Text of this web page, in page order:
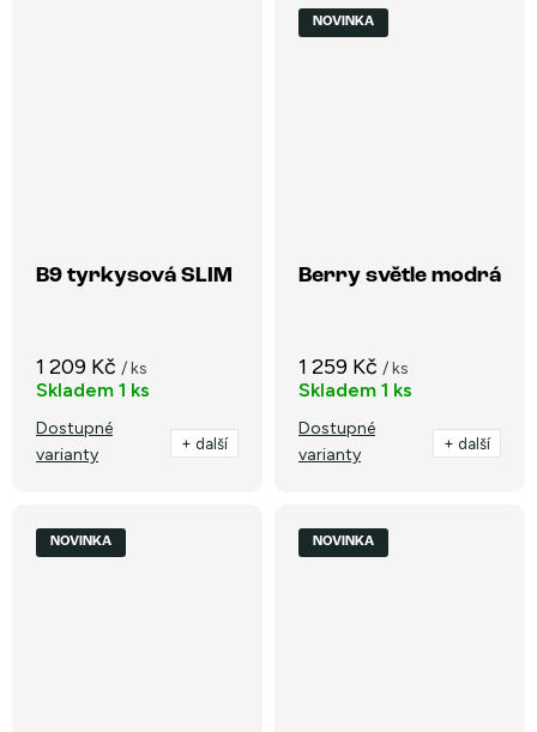
B9 tyrkysová SLIM
1 209 Kč / ks
Skladem 1 ks
Dostupné
varianty
+ další
NOVINKA
Berry světle modrá
1 259 Kč / ks
Skladem 1 ks
Dostupné
varianty
+ další
NOVINKA NOVINKA